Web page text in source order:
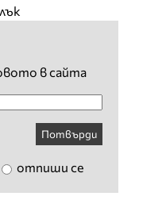
в сайта
Потвърди
отпиши се